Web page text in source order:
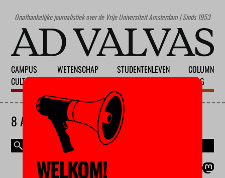
Onafhankelijke journalistiek over de Vrije Universiteit Amsterdam | Sinds 1953
CAMPUS
CULTUUR
WETENSCHAP
STUDENTENLEVEN
COLUMN
BLOG
8 AUGUSTUS 2026
WELKOM!